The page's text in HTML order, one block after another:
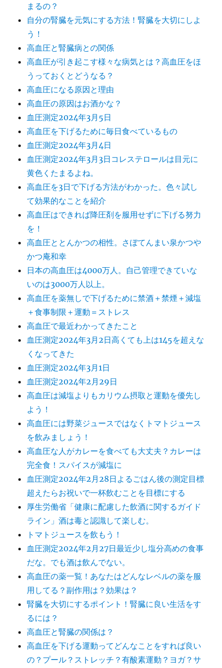
まるの？
自分の腎臓を元気にする方法！腎臓を大切にしよ
う！
高血圧と腎臓病との関係
高血圧が引き起こす様々な病気とは？高血圧をほ
うっておくとどうなる？
高血圧になる原因と理由
高血圧の原因はお酒かな？
血圧測定2024年3月5日
高血圧を下げるために毎日食べているもの
血圧測定2024年3月4日
血圧測定2024年3月3日コレステロールは目元に
黄色くたまるよね。
高血圧を3日で下げる方法がわかった。色々試し
て効果的なことを紹介
高血圧はできれば降圧剤を服用せずに下げる努力
を！
高血圧ととんかつの相性。さぼてんまい泉かつや
かつ庵和幸
日本の高血圧は4000万人。自己管理できていな
いのは3000万人以上。
高血圧を薬無しで下げるために禁酒＋禁煙＋減塩
＋食事制限＋運動＝ストレス
高血圧で最近わかってきたこと
血圧測定2024年3月2日高くても上は145を超えな
くなってきた
血圧測定2024年3月1日
血圧測定2024年2月29日
高血圧は減塩よりもカリウム摂取と運動を優先し
よう！
高血圧には野菜ジュースではなくトマトジュース
を飲みましょう！
高血圧な人がカレーを食べても大丈夫？カレーは
完全食！スパイスが減塩に
血圧測定2024年2月28日よるごはん後の測定目標
超えたらお祝いで一杯飲むことを目標にする
厚生労働省「健康に配慮した飲酒に関するガイド
ライン」酒は毒と認識して楽しむ。
トマトジュースを飲もう！
血圧測定2024年2月27日最近少し塩分高めの食事
だな。でも酒は飲んでない。
高血圧の薬一覧！あなたはどんなレベルの薬を服
用してる？副作用は？効果は？
腎臓を大切にするポイント！腎臓に良い生活をす
るには？
高血圧と腎臓の関係は？
高血圧を下げる運動ってどんなことをすれば良い
の？プール？ストレッチ？有酸素運動？ヨガ？サ